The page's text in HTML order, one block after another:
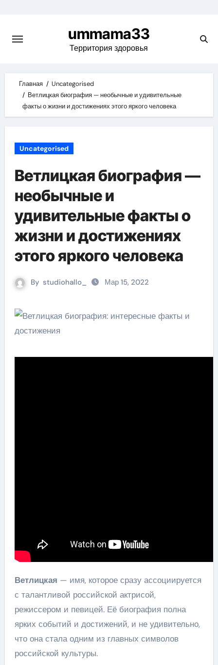
content
ummama33
Территория здоровья
Главная
Uncategorised
Ветлицкая биография — необычные и удивительные
факты о жизни и достижениях этого яркого человека
Uncategorised
Ветлицкая биография —
необычные и
удивительные факты о
жизни и достижениях
этого яркого человека
By studiohallo_ Мар 15, 2022
Ветлицкая — имя, которое сразу ассоциируется
с талантливой российской актрисой,
режиссером и певицей. Её биография полна
ярких событий и достижений, и не удивительно,
что она стала одним из главных символов
российской культуры.